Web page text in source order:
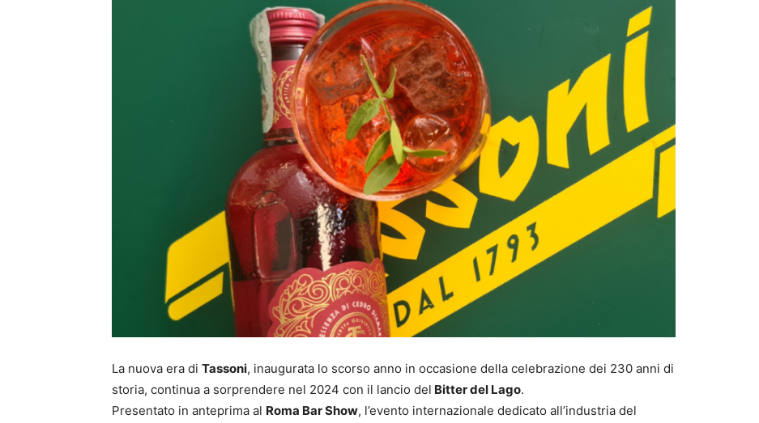
La nuova era di Tassoni, inaugurata lo scorso anno in occasione della celebrazione dei 230 anni di
storia, continua a sorprendere nel 2024 con il lancio del Bitter del Lago.
Presentato in anteprima al Roma Bar Show, l’evento internazionale dedicato all’industria del